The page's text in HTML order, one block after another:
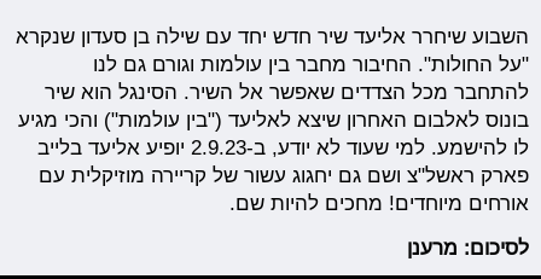
השבוע שיחרר אליעד שיר חדש יחד עם שילה בן סעדון שנקרא
"על החולות". החיבור מחבר בין עולמות וגורם גם לנו
להתחבר מכל הצדדים שאפשר אל השיר. הסינגל הוא שיר
בונוס לאלבום האחרון שיצא לאליעד ("בין עולמות") והכי מגיע
לו להישמע. למי שעוד לא יודע, ב-2.9.23 יופיע אליעד בלייב
פארק ראשל"צ ושם גם יחגוג עשור של קריירה מוזיקלית עם
אורחים מיוחדים! מחכים להיות שם.
לסיכום: מרענן